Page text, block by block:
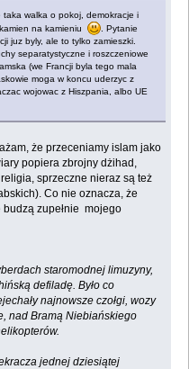
taka walka o pokoj, demokracje i
na kamieniu
. Pytanie
juz byly, ale to tylko zamieszki.
separatystyczne i roszczeniowe
(we Francji byla tego mala
moga w koncu uderzyc z
wojowac z Hiszpania, albo UE
że przeceniamy islam jako
popiera zbrojny dżihad,
sprzeczne nieraz są też
Co nie oznacza, że
zupełnie mojego
staromodnej limuzyny,
defiladę. Było co
najnowsze czołgi, wozy
nad Bramą Niebiańskiego
jednej dziesiątej